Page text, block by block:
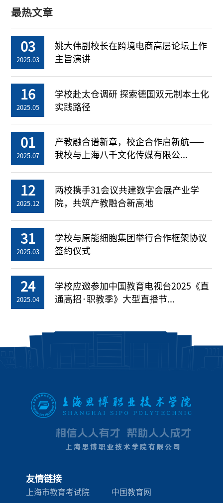
最热文章
03
2025.03
姚大伟副校长在跨境电商高层论坛上作
主旨演讲
16
2025.05
学校赴太仓调研 探索德国双元制本土化
实践路径
01
2025.07
产教融合谱新章，校企合作启新航——
我校与上海八千文化传媒有限公...
12
2025.12
两校携手31会议共建数字会展产业学
院，共筑产教融合新高地
31
2025.03
学校与原能细胞集团举行合作框架协议
签约仪式
24
2025.04
学校应邀参加中国教育电视台2025《直
通高招·职教季》大型直播节...
友情链接
上海市教育考试院 中国教育网